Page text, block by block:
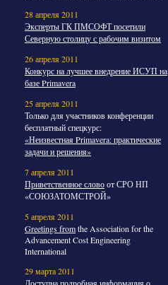
28 апреля 2011
Эксперты ГК ПМСОФТ посетили
Северную столицу с рабочим визитом
26 апреля 2011
Конкурс на лучшее внедрение ИСУП на
базе Primavera
25 апреля 2011
Только для участников конференции
бесплатный спецкурс:
«Неизвестная Primavera: практические
задачи и решения»
7 апреля 2011
Приветственное словоот СРО НП
«СОЮЗАТОМСТРОЙ»
5 апреля 2011
Greetings fromthe Association for the
Advancement Cost Engineering
International
29 марта 2011